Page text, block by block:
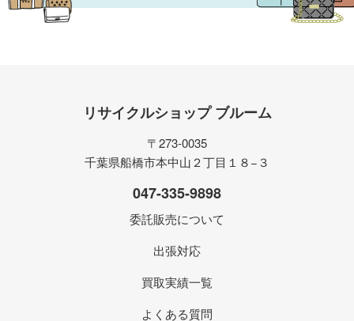
リサイクルショップ ブルーム
〒273-0035
千葉県船橋市本中山２丁目１８−３
047-335-9898
委託販売について
出張対応
買取実績一覧
よくある質問